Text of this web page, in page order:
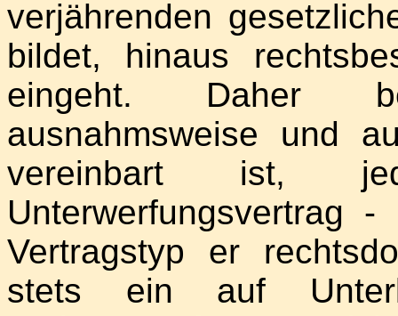
verjährenden
bildet, hinaus
eingeht. Daher
ausnahmsweise und
vereinbart ist,
Unterwerfungsvertrag
Vertragstyp er
stets ein auf